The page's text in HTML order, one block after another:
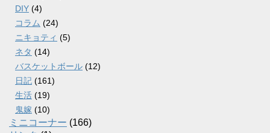
DIY (4)
コラム (24)
ニキョティ (5)
ネタ (14)
バスケットボール (12)
日記 (161)
生活 (19)
鬼嫁 (10)
ミニコーナー (166)